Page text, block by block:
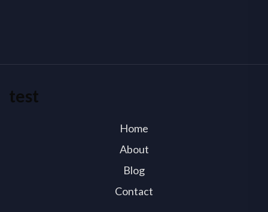
test
Home
About
Blog
Contact